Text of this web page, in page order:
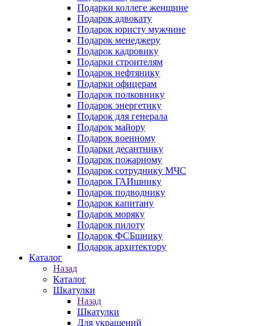
Подарки коллеге женщине
Подарок адвокату
Подарок юристу мужчине
Подарок менеджеру
Подарок кадровику
Подарки строителям
Подарок нефтянику
Подарки офицерам
Подарок полковнику
Подарок энергетику
Подарок для генерала
Подарок майору
Подарок военному
Подарки десантнику
Подарок пожарному
Подарок сотруднику МЧС
Подарок ГАИшнику
Подарок подводнику
Подарок капитану
Подарок моряку
Подарок пилоту
Подарок ФСБшнику
Подарок архитектору
Каталог
Назад
Каталог
Шкатулки
Назад
Шкатулки
Для украшений